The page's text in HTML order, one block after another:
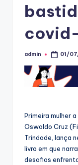
Posted
admin 01/
Primeira mulher
Oswaldo Cruz
Trindade, lança
livro em que
desafios